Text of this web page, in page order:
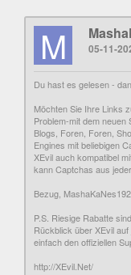
M 05-11-
Du hast es gelesen -
Möchten Sie Ihre Links
Problem-mit dem neuen
Blogs, Foren, Foren,
Engines mit beliebigen
XEvil auch kompatibel
kann Captchas aus
Bezug,
P.S. Riesige Rabatte
Rückblick über XEvil
einfach den offiziellen
http://XEvil.Net/